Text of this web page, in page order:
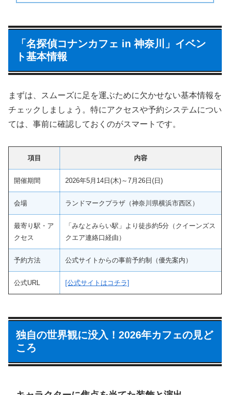
「名探偵コナンカフェ in 神奈川」イベン
ト基本情報
まずは、スムーズに足を運ぶために欠かせない基本情報を
チェックしましょう。特にアクセスや予約システムについ
ては、事前に確認しておくのがスマートです。
項目 内容
開催期間 2026年5月14日(木)～7月26日(日)
会場 ランドマークプラザ（神奈川県横浜市西区）
最寄り駅・ア
クセス
「みなとみらい駅」より徒歩約5分（クイーンズス
クエア連絡口経由）
予約方法 公式サイトからの事前予約制（優先案内）
公式URL [公式サイトはコチラ]
独自の世界観に没入！2026年カフェの見ど
ころ